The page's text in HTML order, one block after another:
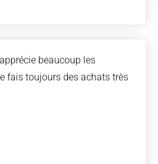
beaucoup les
fais toujours des achats très